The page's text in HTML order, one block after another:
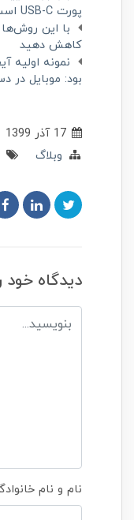
پورت USB-C است
با این
کاهش دهید
نمونه اولیه
بود: موبایل در
وبلاگ
دیدگاه خود
نام و نام